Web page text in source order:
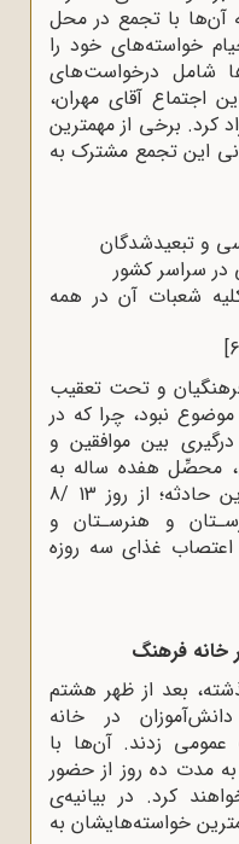
آن‌ها با تجمع در محل
خواسته‌های خود را
شامل درخواست‌های
اجتماع آقاى مهران،
کرد. برخی از مهمترین
این تجمع‌ مشترک به‌
و تبعیدشدگان
سراسر کشور
شعبات آن در همه‌
فرهنگیان و تحت تعقیب
موضوع نبود، چرا که در
بین موافقین و
محصِّل هفده ساله به
و به دنبال این حادثه؛ از روز 13 /8
و هنرسـتان و
اعتصاب غذای سه روزه
خانه فرهنگ
بعد از ظهر هشتم
در خانه
زدند. آن‌ها با
به مدت ده روز از حضور
کرد. در بیانیه‌ی
خواسته‌هایشان به